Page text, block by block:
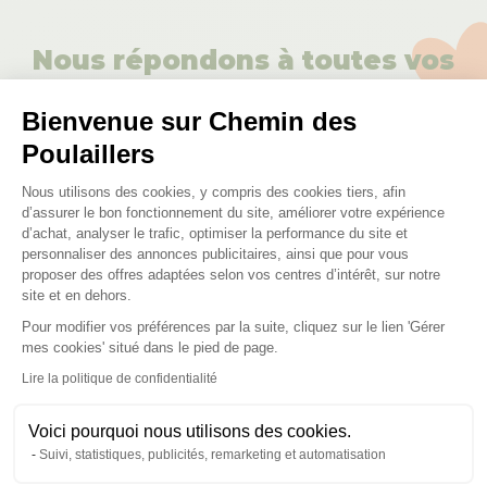
Bienvenue sur Chemin des
Poulaillers
Plateforme de Gestion du
Nous utilisons des cookies, y compris des cookies tiers, afin
d’assurer le bon fonctionnement du site, améliorer votre expérience
d’achat, analyser le trafic, optimiser la performance du site et
personnaliser des annonces publicitaires, ainsi que pour vous
proposer des offres adaptées selon vos centres d’intérêt, sur notre
site et en dehors.
Pour modifier vos préférences par la suite, cliquez sur le lien 'Gérer
mes cookies' situé dans le pied de page.
Lire la politique de confidentialité
Voici pourquoi nous utilisons des cookies.
Suivi, statistiques, publicités, remarketing et automatisation
Axeptio consent
Nous répondons à toutes vos
Posez-nous vos questions
Ces produits peuvent vous
intéresser